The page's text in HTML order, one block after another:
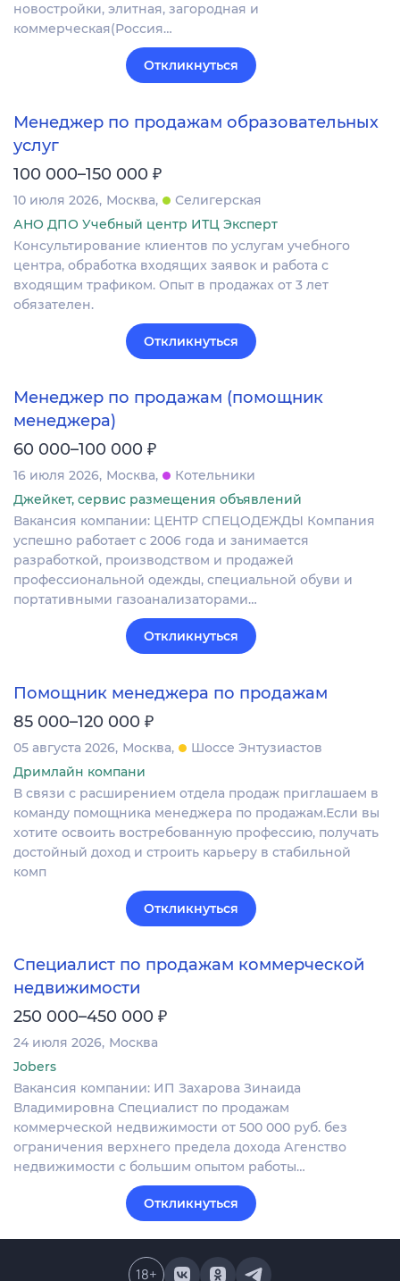
новостройки, элитная, загородная и
коммерческая(Россия…
Откликнуться
Менеджер по продажам образовательных
услуг
100 000–150 000 ₽
10 июля 2026 Москва
Селигерская
АНО ДПО Учебный центр ИТЦ Эксперт
Консультирование клиентов по услугам учебного
центра, обработка входящих заявок и работа с
входящим трафиком. Опыт в продажах от 3 лет
обязателен.
Откликнуться
Менеджер по продажам (помощник
менеджера)
60 000–100 000 ₽
16 июля 2026 Москва
Котельники
Джейкет, сервис размещения объявлений
Вакансия компании: ЦЕНТР СПЕЦОДЕЖДЫ Компания
успешно работает с 2006 года и занимается
разработкой, производством и продажей
профессиональной одежды, специальной обуви и
портативными газоанализаторами…
Откликнуться
Помощник менеджера по продажам
85 000–120 000 ₽
05 августа 2026 Москва
Шоссе Энтузиастов
Дримлайн компани
В связи с расширением отдела продаж приглашаем в
команду помощника менеджера по продажам.Если вы
хотите освоить востребованную профессию, получать
достойный доход и строить карьеру в стабильной
комп
Откликнуться
Специалист по продажам коммерческой
недвижимости
250 000–450 000 ₽
24 июля 2026 Москва
Jobers
Вакансия компании: ИП Захарова Зинаида
Владимировна Специалист по продажам
коммерческой недвижимости от 500 000 руб. без
ограничения верхнего предела дохода Агенство
недвижимости с большим опытом работы…
Откликнуться
18+